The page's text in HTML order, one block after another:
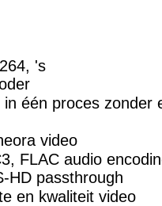
's
één proces zonder
video
FLAC audio
HD passthrough
en kwaliteit video